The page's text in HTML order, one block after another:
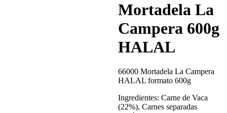
Mortadela La
Campera 600g
HALAL
66000 Mortadela La Campera
HALAL formato 600g
Ingredientes: Carne de Vaca
(22%), Carnes separadas